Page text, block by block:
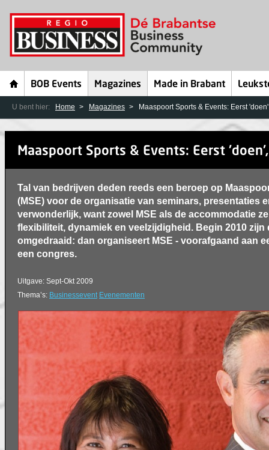
BOB Events Magazines Made in Brabant
U bent hier: Home Magazines Maaspoort Sports & Events: Eerst
Maaspoort Sports & Events: Eerst
Tal van bedrijven deden reeds een beroep op
(MSE) voor de organisatie van seminars, presentaties
verwonderlijk, want zowel MSE als de accommodatie
flexibiliteit, dynamiek en veelzijdigheid. Begin 2010 zijn
omgedraaid: dan organiseert MSE - voorafgaand aan
een congres.
Uitgave: Sept-Okt 2009
Thema’s: Businessevent Evenementen